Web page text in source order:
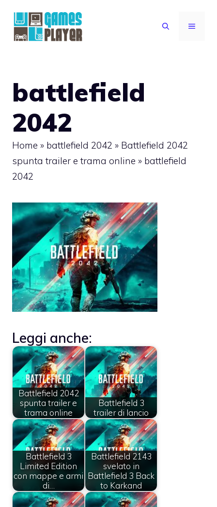
contenuto
MENU
battlefield
2042
Home » battlefield 2042 » Battlefield 2042
spunta trailer e trama online » battlefield
2042
Leggi anche:
Battlefield 2042
spunta trailer e
trama online
Battlefield 3
trailer di lancio
Battlefield 3
Limited Edition
con mappe e armi
di…
Battlefield 2143
svelato in
Battlefield 3 Back
to Karkand